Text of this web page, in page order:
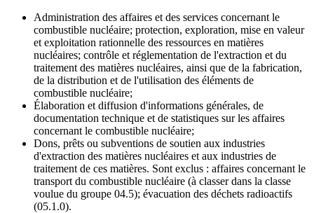
Administration des affaires et des services concernant le
combustible nucléaire; protection, exploration, mise en valeur
et exploitation rationnelle des ressources en matières
nucléaires; contrôle et réglementation de l'extraction et du
traitement des matières nucléaires, ainsi que de la fabrication,
de la distribution et de l'utilisation des éléments de
combustible nucléaire;
Élaboration et diffusion d'informations générales, de
documentation technique et de statistiques sur les affaires
concernant le combustible nucléaire;
Dons, prêts ou subventions de soutien aux industries
d'extraction des matières nucléaires et aux industries de
traitement de ces matières. Sont exclus : affaires concernant le
transport du combustible nucléaire (à classer dans la classe
voulue du groupe 04.5); évacuation des déchets radioactifs
(05.1.0).